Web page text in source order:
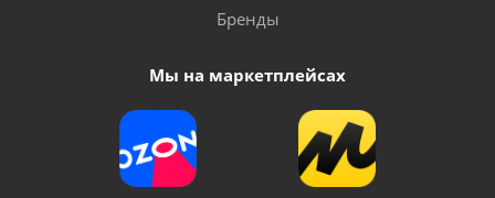
Бренды
Мы на маркетплейсах